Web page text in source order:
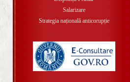
Salarizare
Strategia națională anticorupție